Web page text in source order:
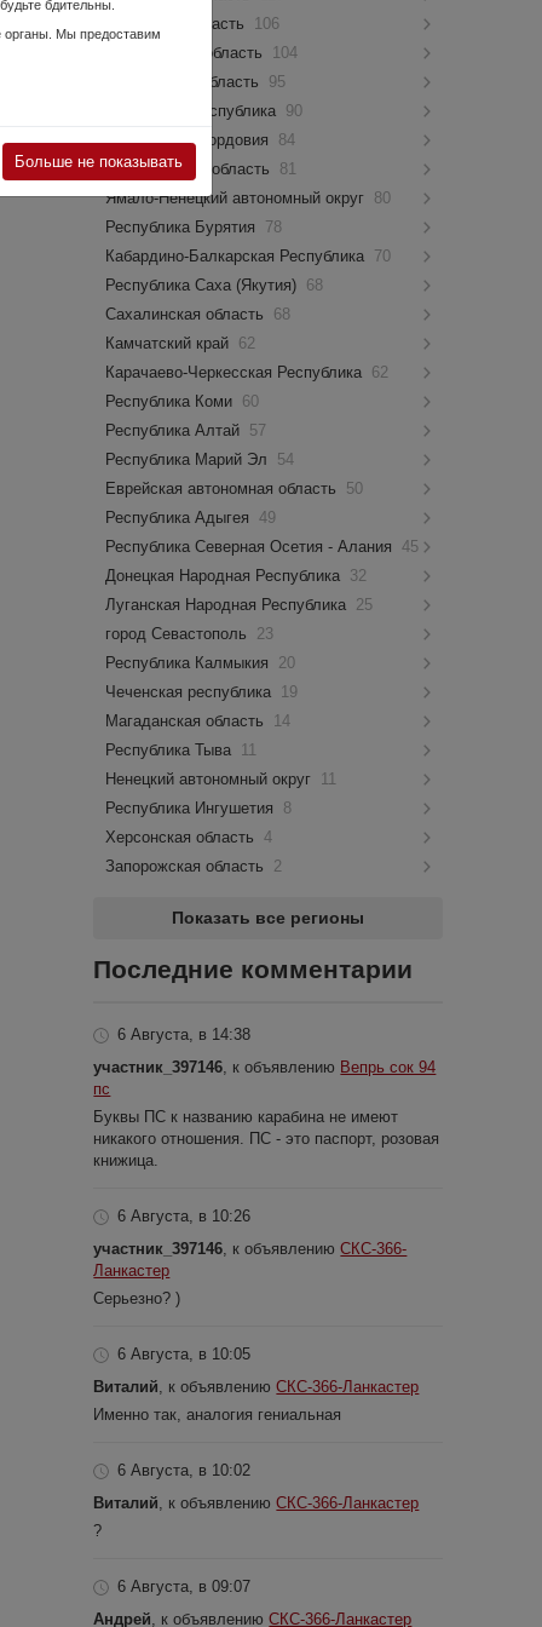
бдительны.
органы. Мы предоставим
Больше не показывать
Псковская область
106
Костромская область
104
Мурманская область
95
Чувашская Республика 90
Республика Мордовия
84
Новгородская область
81
Ямало-Ненецкий автономный округ 80
Республика Бурятия
78
Кабардино-Балкарская Республика 70
Республика Саха (Якутия) 68
Сахалинская область
68
Камчатский край 62
Карачаево-Черкесская Республика 62
Республика Коми 60
Республика Алтай 57
Республика Марий Эл
54
Еврейская автономная область
50
Республика Адыгея
49
Республика Северная Осетия - Алания
45
Донецкая Народная Республика 32
Луганская Народная Республика 25
город Севастополь
23
Республика Калмыкия
20
Чеченская республика 19
Магаданская область
14
Республика Тыва 11
Ненецкий автономный округ 11
Республика Ингушетия
8
Херсонская область
4
Запорожская область
2
Показать все регионы
Последние комментарии
6 Августа, в 14:38
участник_397146 , к объявлению Вепрь сок 94
пс
Буквы ПС к названию карабина не имеют
никакого отношения. ПС - это паспорт, розовая
книжица.
6 Августа, в 10:26
участник_397146 , к объявлениюСКС-366-
Ланкастер
Серьезно? )
6 Августа, в 10:05
Виталий , к объявлениюСКС-366-Ланкастер
Именно так, аналогия гениальная
6 Августа, в 10:02
Виталий , к объявлениюСКС-366-Ланкастер
?
6 Августа, в 09:07
Андрей , к объявлениюСКС-366-Ланкастер